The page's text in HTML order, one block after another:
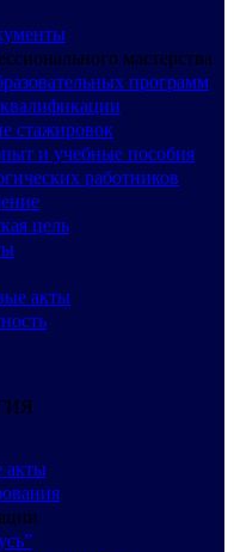
мастерства
программ
стажировок
и учебные пособия
работников
цель
акты
акты